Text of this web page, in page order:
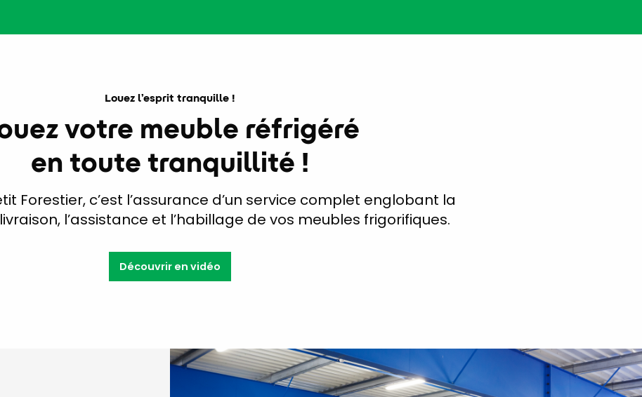
Louez l’esprit tranquille !
votre meuble réfrigéré
en toute tranquillité !
Forestier, c’est l’assurance d’un service complet englobant la
l’assistance et l’habillage de vos meubles frigorifiques.
Découvrir en vidéo